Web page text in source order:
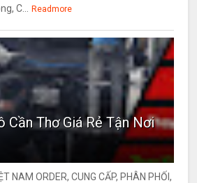
C...
Readmore
Cần Thơ Giá Rẻ Tận Nơi
NAM ORDER, CUNG CẤP, PHÂN PHỐI,